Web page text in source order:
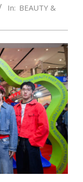
In: BEAUTY &